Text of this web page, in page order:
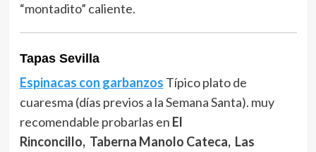
“montadito” caliente.
Tapas Sevilla
Espinacas con garbanzos Típico plato de
cuaresma (días previos a la Semana Santa). muy
recomendable probarlas en El
Rinconcillo, Taberna Manolo Cateca, Las